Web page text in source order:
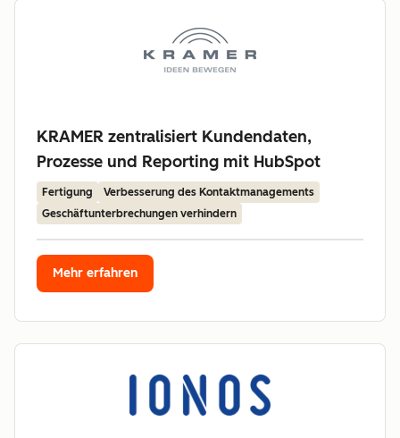
KRAMER zentralisiert Kundendaten,
Prozesse und Reporting mit HubSpot
Fertigung
Verbesserung des Kontaktmanagements
Geschäftunterbrechungen verhindern
Mehr erfahren